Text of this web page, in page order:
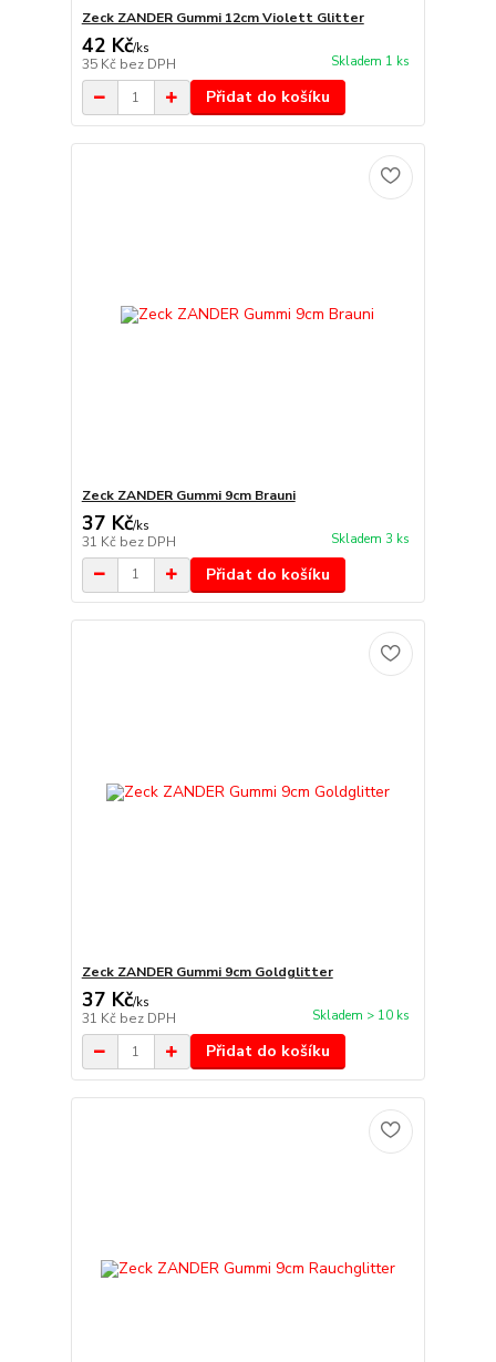
Zeck ZANDER Gummi 12cm Violett Glitter
42 Kč/ks
35 Kč bez DPH Skladem 1 ks
Přidat do košíku
Zeck ZANDER Gummi 9cm Brauni
37 Kč/ks
31 Kč bez DPH Skladem 3 ks
Přidat do košíku
Zeck ZANDER Gummi 9cm Goldglitter
37 Kč/ks
31 Kč bez DPH Skladem > 10 ks
Přidat do košíku